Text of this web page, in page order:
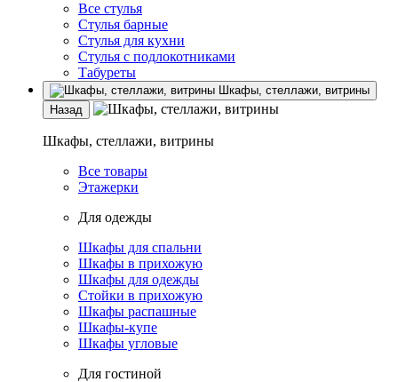
Все стулья
Стулья барные
Стулья для кухни
Стулья с подлокотниками
Табуреты
Шкафы, стеллажи, витрины
Назад
Шкафы, стеллажи, витрины
Все товары
Этажерки
Для одежды
Шкафы для спальни
Шкафы в прихожую
Шкафы для одежды
Стойки в прихожую
Шкафы распашные
Шкафы-купе
Шкафы угловые
Для гостиной